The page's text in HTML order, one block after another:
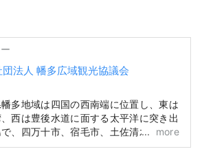
法人 幡多広域観光協議会
多地域は四国の西南端に位置し、東は
西は豊後水道に面する太平洋に突き出
、四万十市、宿毛市、土佐清水市、黒
月町、三原村の3市2町1村から構成さ
more